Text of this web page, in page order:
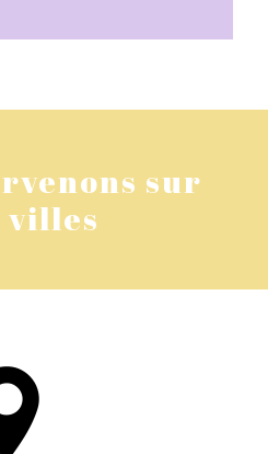
sur
villes